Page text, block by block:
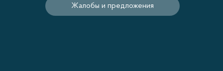
Жалобы и предложения